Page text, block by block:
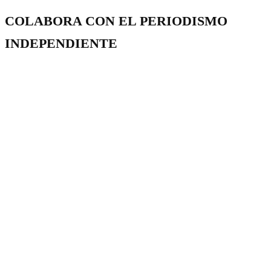
COLABORA CON EL PERIODISMO
INDEPENDIENTE